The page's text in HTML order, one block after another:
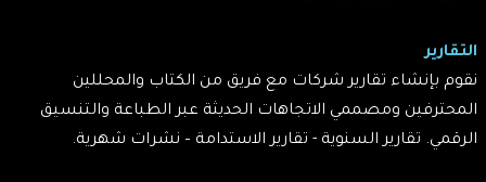
التقارير
نقوم بإنشاء تقارير شركات مع فريق من الكتاب والمحللين
المحترفين ومصممي الاتجاهات الحديثة عبر الطباعة والتنسيق
الرقمي. تقارير السنوية - تقارير الاستدامة – نشرات شهرية.